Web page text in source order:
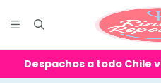
Despachos a todo Chile